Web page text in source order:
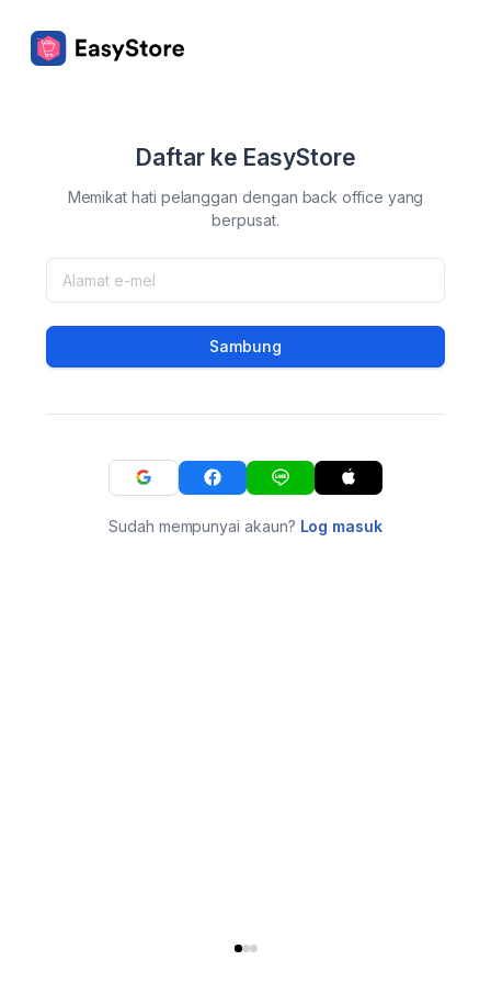
Daftar ke EasyStore
Memikat hati pelanggan dengan back office yang
berpusat.
Sambung
Sudah mempunyai akaun? Log masuk